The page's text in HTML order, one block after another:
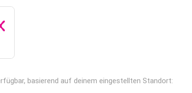
basierend auf deinem eingestellten Standort: